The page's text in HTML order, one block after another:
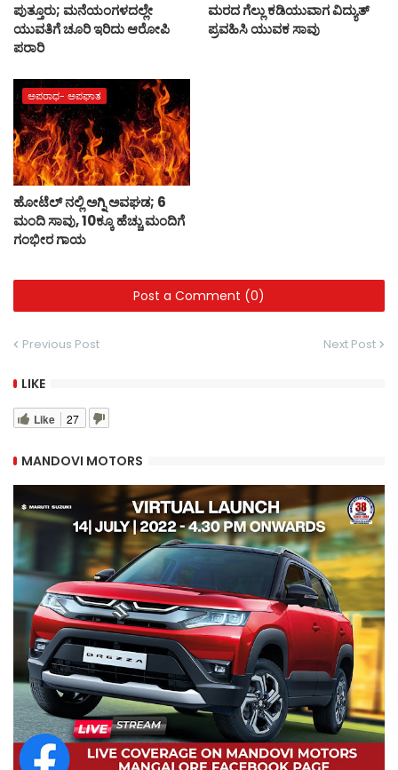
ಪುತ್ತೂರು; ಮನೆಯಂಗಳದಲ್ಲೇ
ಯುವತಿಗೆ ಚೂರಿ ಇರಿದು ಆರೋಪಿ
ಪರಾರಿ
ಮರದ ಗೆಲ್ಲು ಕಡಿಯುವಾಗ ವಿದ್ಯುತ್
ಪ್ರವಹಿಸಿ ಯುವಕ ಸಾವು
ಅಪರಾಧ- ಅಪಘಾತ
ಹೋಟೆಲ್ ನಲ್ಲಿ ಅಗ್ನಿ ಅವಘಡ; 6
ಮಂದಿ ಸಾವು, 10ಕ್ಕೂ ಹೆಚ್ಚು ಮಂದಿಗೆ
ಗಂಭೀರ ಗಾಯ
Post a Comment (0)
Previous Post Next Post
LIKE
Like 27
MANDOVI MOTORS